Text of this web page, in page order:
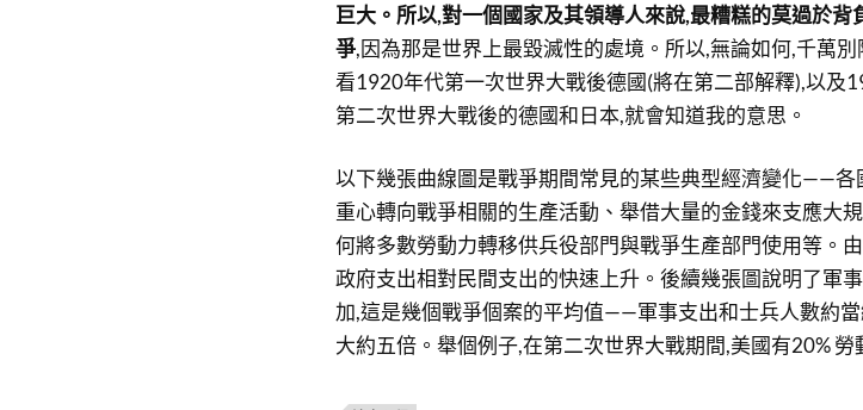
巨大。所以,對一個國家及其領導人來說,最糟糕的莫過於背
爭,因為那是世界上最毀滅性的處境。所以,無論如何,千萬
看1920年代第一次世界大戰後德國(將在第二部解釋),以及
第二次世界大戰後的德國和日本,就會知道我的意思。
以下幾張曲線圖是戰爭期間常見的某些典型經濟變化——各
重心轉向戰爭相關的生產活動、舉借大量的金錢來支應大
何將多數勞動力轉移供兵役部門與戰爭生產部門使用等。
政府支出相對民間支出的快速上升。後續幾張圖說明了軍
加,這是幾個戰爭個案的平均值——軍事支出和士兵人數約
大約五倍。舉個例子,在第二次世界大戰期間,美國有20%